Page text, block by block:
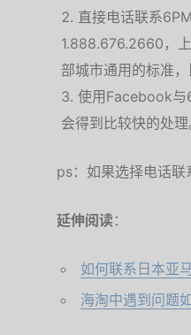
直接电话联系
1.888.676.2660，
部城市通用的标准
使用Facebook与
会得到比较快的处理
ps：如果选择电话
延伸阅读 ：
如何联系日本亚
海淘中遇到问题